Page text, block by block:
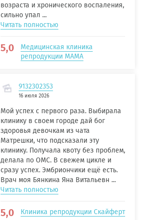
возраста и хронического воспаления,
сильно упал ...
Читать полностью
5,0
Медицинская клиника
репродукции МАМА
9132302353
16 июля 2026
Мой успех с первого раза. Выбирала
клинику в своем городе дай бог
здоровья девочкам из чата
Матрешки, что подсказали эту
клинику. Получала квоту без проблем,
делала по ОМС. В свежем цикле и
сразу успех. Эмбриончики ещё есть.
Врач моя Бянкина Яна Витальевн ...
Читать полностью
5,0 Клиника репродукции Скайферт